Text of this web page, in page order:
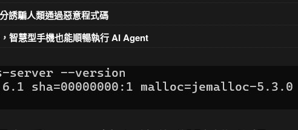
誘騙人類通過惡意程式碼
智慧型手機也能順暢執行 AI Agent